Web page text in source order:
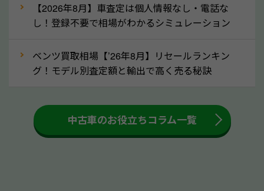
③自動車税の還付金の扱いについて確認し
車を廃車にすると、自動車税の還付金を受け取ること
付金をお客様に返還しない業者もあります。廃車査定
をする際には、自動車税の還付金の返還があるかどう
かを確認するようにしてください。三重県のソコカラ
【2026年8月】車査定は個人情報なし・電話な
し！登録不要で相場がわかるシミュレーション
ベンツ買取相場【’26年8月】リセールランキン
グ！モデル別査定額と輸出で高く売る秘訣
中古車のお役立ちコラム一覧